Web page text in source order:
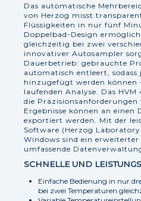
Das automatische
von Herzog misst
Flüssigkeiten in nur fünf
Doppelbad-Design
gleichzeitig bei zwei
innovativer Autosampler
Dauerbetrieb: gebrauchte
automatisch entleert, sodass
hinzugefügt werden können
laufenden Analyse. Das
die Präzisionsanforderungen
Ergebnisse können an einen
exportiert werden. Mit der
Software (Herzog
Windows sind ein
umfassende
SCHNELLE UND
Einfache Bedienung in nur
bei zwei Temperaturen